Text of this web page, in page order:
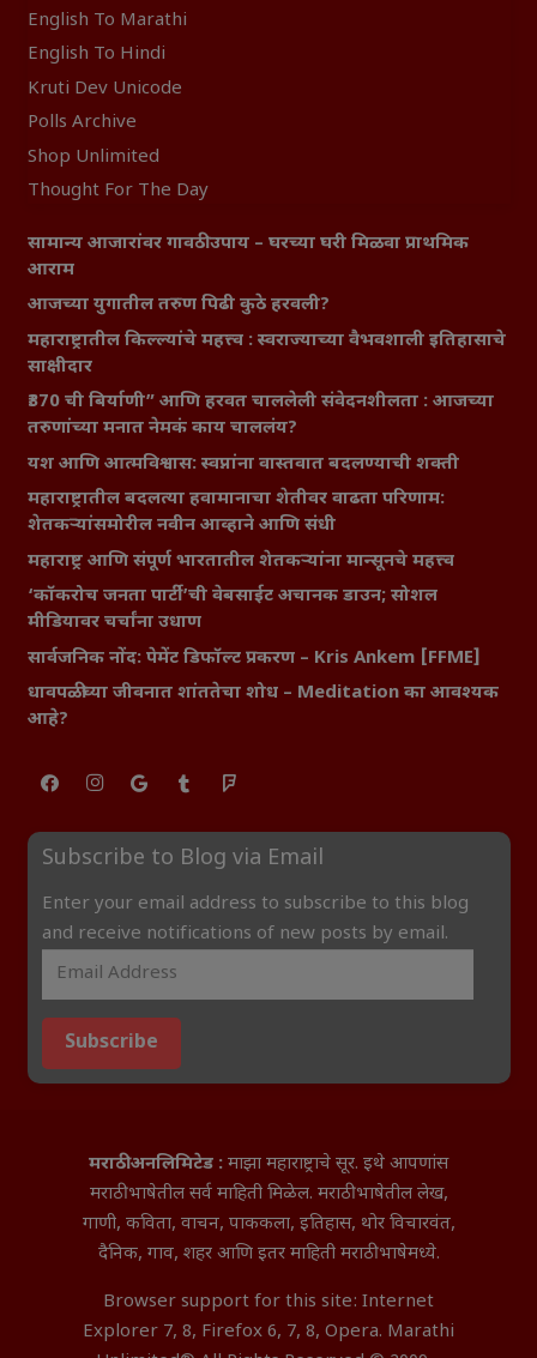
English To Marathi
English To Hindi
Kruti Dev Unicode
Polls Archive
Shop Unlimited
Thought For The Day
सामान्य आजारांवर गावठी उपाय – घरच्या घरी मिळवा प्राथमिक
आराम
आजच्या युगातील तरुण पिढी कुठे हरवली?
महाराष्ट्रातील किल्ल्यांचे महत्त्व : स्वराज्याच्या वैभवशाली इतिहासाचे
साक्षीदार
₹370 ची बिर्याणी” आणि हरवत चाललेली संवेदनशीलता : आजच्या
तरुणांच्या मनात नेमकं काय चाललंय?
यश आणि आत्मविश्वास: स्वप्नांना वास्तवात बदलण्याची शक्ती
महाराष्ट्रातील बदलत्या हवामानाचा शेतीवर वाढता परिणाम:
शेतकऱ्यांसमोरील नवीन आव्हाने आणि संधी
महाराष्ट्र आणि संपूर्ण भारतातील शेतकऱ्यांना मान्सूनचे महत्त्व
‘कॉकरोच जनता पार्टी’ची वेबसाईट अचानक डाउन; सोशल
मीडियावर चर्चांना उधाण
सार्वजनिक नोंद: पेमेंट डिफॉल्ट प्रकरण – Kris Ankem [FFME]
धावपळीच्या जीवनात शांततेचा शोध – Meditation का आवश्यक
आहे?
Subscribe to Blog via Email
Enter your email address to subscribe to this blog
and receive notifications of new posts by email.
Subscribe
मराठी अनलिमिटेड : माझा महाराष्ट्राचे सूर. इथे आपणांस
मराठी भाषेतील सर्व माहिती मिळेल. मराठी भाषेतील लेख,
गाणी, कविता, वाचन, पाककला, इतिहास, थोर विचारवंत,
दैनिक, गाव, शहर आणि इतर माहिती मराठी भाषेमध्ये.
Browser support for this site: Internet
Explorer 7, 8, Firefox 6, 7, 8, Opera. Marathi